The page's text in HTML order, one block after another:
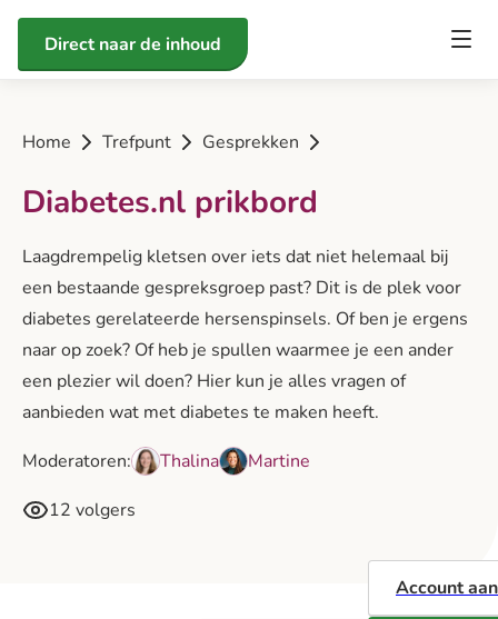
Direct naar de inhoud
Account
Home Trefpunt Gesprekken
Diabetes.nl prikbord
Laagdrempelig kletsen over iets dat niet helemaal bij
een bestaande gespreksgroep past? Dit is de plek voor
diabetes gerelateerde hersenspinsels. Of ben je ergens
naar op zoek? Of heb je spullen waarmee je een ander
een plezier wil doen? Hier kun je alles vragen of
aanbieden wat met diabetes te maken heeft.
Moderatoren:
Thalina
Martine
12 volgers